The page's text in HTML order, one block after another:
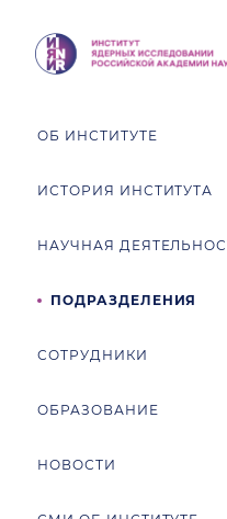
ОБ ИНСТИТУТЕ
ИСТОРИЯ ИНСТИТУТА
НАУЧНАЯ
ПОДРАЗДЕЛЕНИЯ
СОТРУДНИКИ
ОБРАЗОВАНИЕ
НОВОСТИ